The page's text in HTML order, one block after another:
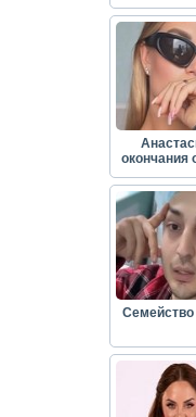
окончания
Семейство